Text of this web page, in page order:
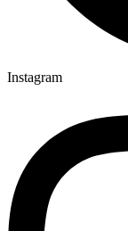
Instagram